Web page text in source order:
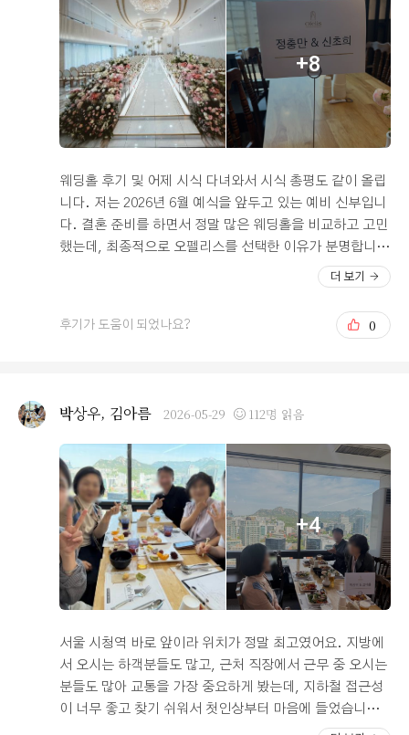
+8
웨딩홀 후기 및 어제 시식 다녀와서 시식 총평도 같이 올립
니다. 저는 2026년 6월 예식을 앞두고 있는 예비 신부입니
다. 결혼 준비를 하면서 정말 많은 웨딩홀을 비교하고 고민
했는데, 최종적으로 오펠리스를 선택한 이유가 분명합니
다. 사실 저는 처음에 다른 웨딩홀을 계약했다가 계약금까
지 포기하고 오펠리스를 선택했는데, 지금은 그 선택이 전
드리고 싶은 부분은 직원분들의 친절함과 세심한 응대입니
정말 신속했고, 단순히 형식적으로 응대하는 것이 아니라
신랑·신부 입장에서 함께 고민하고 도와주신다는 느낌을
받았습니다. 준비 과정 내내 든든했고, 담당 직원분께 정말
감사한 마음입니다. 로비 역시 굉장히 만족스러웠습니다.
개인적으로 웨딩홀의 첫인상은 로비가 결정한다고 생각하
는데, 들어서는 순간 호텔 로비 같은 웅장함과 고급스러움
이 느껴졌습니다. 전체적으로 깔끔하고 세련된 분위기이
며, 엘리베이터도 충분히 운영되어 하객들이 이동하는 데
불편함이 없을 것 같았습니다. 예식홀인 가드너리는 처음
리어와 풍성한 생화 장식이 너무 아름다웠고, 은은하게 퍼
지는 꽃향기까지 더해져 정말 특별한 분위기를 만들어 주
었습니다. 무엇보다 자연 채광이 정말 훌륭해서 밝고 화사
한 느낌이 인상적이었습니다. 마치 디즈니 공주님의 결혼
식을 연상시키는 공간이었고, 신부를 더욱 돋보이게 만들
더 보기
후기가 도움이 되었나요? 0
박상우, 김아름 2026-05-29 112명 읽음
+4
서울 시청역 바로 앞이라 위치가 정말 최고였어요. 지방에
서 오시는 하객분들도 많고, 근처 직장에서 근무 중 오시는
분들도 많아 교통을 가장 중요하게 봤는데, 지하철 접근성
이 너무 좋고 찾기 쉬워서 첫인상부터 마음에 들었습니다.
근처 다른 웨딩홀들도 찾아봤지만 오펠리스 웨딩홀은 최근